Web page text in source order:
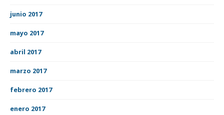
junio 2017
mayo 2017
abril 2017
marzo 2017
febrero 2017
enero 2017